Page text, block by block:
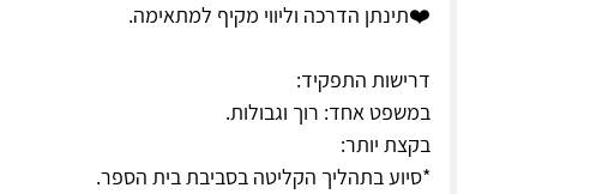
❤️תינתן הדרכה וליווי מקיף למתאימה.
דרישות התפקיד:
במשפט אחד: רוך וגבולות.
בקצת יותר:
*סיוע בתהליך הקליטה בסביבת בית הספר.